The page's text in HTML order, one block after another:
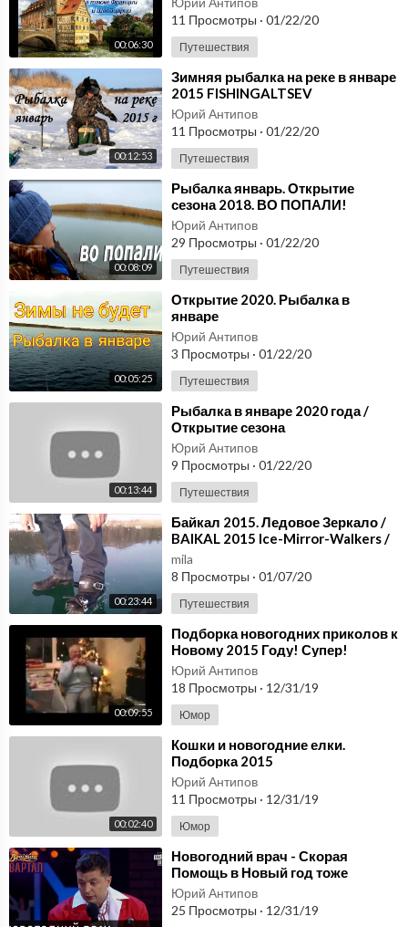
00:06:30
11 Просмотры · 01/22/20
Путешествия
00:12:53
⁣Зимняя рыбалка на реке в январе
2015 FISHINGALTSEV
Юрий Антипов
11 Просмотры · 01/22/20
Путешествия
00:08:09
⁣Рыбалка январь. Открытие
сезона 2018. ВО ПОПАЛИ!
Юрий Антипов
29 Просмотры · 01/22/20
Путешествия
00:05:25
⁣Открытие 2020. Рыбалка в
январе
Юрий Антипов
3 Просмотры · 01/22/20
Путешествия
00:13:44
⁣Рыбалка в январе 2020 года /
Открытие сезона
Юрий Антипов
9 Просмотры · 01/22/20
Путешествия
00:23:44
⁣Байкал 2015. Ледовое Зеркало /
BAIKAL 2015 Ice-Mirror-Walkers /
Isvidda Trekking testing
mila
8 Просмотры · 01/07/20
Путешествия
00:09:55
⁣Подборка новогодних приколов к
Новому 2015 Году! Супер!
Юрий Антипов
18 Просмотры · 12/31/19
Юмор
00:02:40
⁣Кошки и новогодние елки.
Подборка 2015
Юрий Антипов
11 Просмотры · 12/31/19
Юмор
⁣Новогодний врач - Скорая
Помощь в Новый год тоже
отдыхает | Вечерний Квартал
31.12.2015
Юрий Антипов
25 Просмотры · 12/31/19